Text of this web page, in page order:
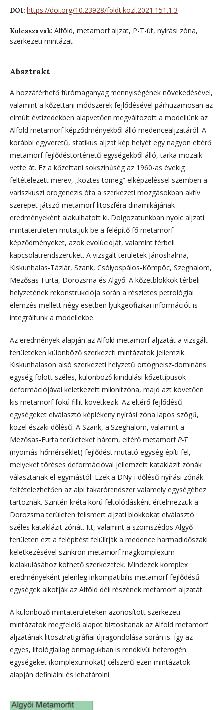
DOI: https://doi.org/10.23928/foldt.kozl.2021.151.1.3
Kulcsszavak: Alföld, metamorf aljzat, P-T-út, nyírási zóna,
szerkezeti mintázat
Absztrakt
A hozzáférhető fúrómaganyag mennyiségének növekedésével,
valamint a kőzettani módszerek fejlődésével párhuzamosan az
elmúlt évtizedekben alapvetően megváltozott a modellünk az
Alföld metamorf képződményekből álló medencealjzatáról. A
korábbi egyveretű, statikus aljzat kép helyét egy nagyon eltérő
metamorf fejlődéstörténetű egységekből álló, tarka mozaik
vette át. Ez a kőzettani sokszínűség az 1960-as évekig
feltételezett merev, „köztes tömeg” elképzeléssel szemben a
variszkuszi orogenezis óta a szerkezeti mozgásokban aktív
szerepet játszó metamorf litoszféra dinamikájának
eredményeként alakulhatott ki. Dolgozatunkban nyolc aljzati
mintaterületen mutatjuk be a felépítő fő metamorf
képződményeket, azok evolúcióját, valamint térbeli
kapcsolatrendszerüket. A vizsgált területek Jánoshalma,
Kiskunhalas-Tázlár, Szank, Csólyospálos-Kömpöc, Szeghalom,
Mezősas-Furta, Dorozsma és Algyő. A kőzetblokkok térbeli
helyzetének rekonstrukciója során a részletes petrológiai
elemzés mellett négy esetben lyukgeofizikai információt is
integráltunk a modellekbe.
Az eredmények alapján az Alföld metamorf aljzatát a vizsgált
területeken különböző szerkezeti mintázatok jellemzik.
Kiskunhalason alsó szerkezeti helyzetű ortogneisz-domináns
egység fölött széles, különböző kiindulási kőzettípusok
deformációjával keletkezett milonitzóna, majd azt követően
kis metamorf fokú fillit következik. Az eltérő fejlődésű
egységeket elválasztó képlékeny nyírási zóna lapos szögű,
közel északi dőlésű. A Szank, a Szeghalom, valamint a
Mezősas-Furta területeket három, eltérő metamorf P-T
(nyomás-hőmérséklet) fejlődést mutató egység építi fel,
melyeket töréses deformációval jellemzett kataklázit zónák
választanak el egymástól. Ezek a DNy-i dőlésű nyírási zónák
feltételezhetően az alpi takarórendszer valamely egységéhez
tartoznak. Szintén kréta korú feltolódásként értelmezzük a
Dorozsma területen felismert aljzati blokkokat elválasztó
széles kataklázit zónát. Itt, valamint a szomszédos Algyő
területen ezt a felépítést felülírják a medence harmadidőszaki
keletkezésével szinkron metamorf magkomplexum
kialakulásához köthető szerkezetek. Mindezek komplex
eredményeként jelenleg inkompatibilis metamorf fejlődésű
egységek alkotják az Alföld déli részének metamorf aljzatát.
A különböző mintaterületeken azonosított szerkezeti
mintázatok megfelelő alapot biztosítanak az Alföld metamorf
aljzatának litosztratigráfiai újragondolása során is. Így az
egyes, litológiailag önmagukban is rendkívül heterogén
egységeket (komplexumokat) célszerű ezen mintázatok
alapján definiálni és lehatárolni.